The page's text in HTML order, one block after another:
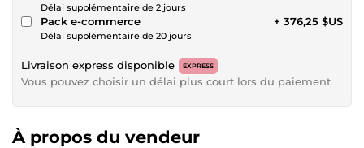
Délai supplémentaire de 2 jours
Pack e-commerce
Délai supplémentaire de 20 jours
+ 376,25 $US
Livraison express disponible EXPRESS
Vous pouvez choisir un délai plus court lors du paiement
À propos du vendeur